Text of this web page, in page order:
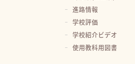
進路情報
学校評価
学校紹介ビデオ
使用教科用図書